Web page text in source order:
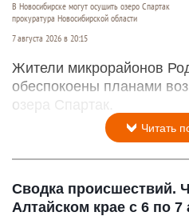
В Новосибирске могут осушить озеро Спартак
прокуратура Новосибирской области
7 августа 2026 в 20:15
Жители микрорайонов
обеспокоены планами
озера Спартак.
Читать
Сводка происшествий.
Алтайском крае с 6 по 7